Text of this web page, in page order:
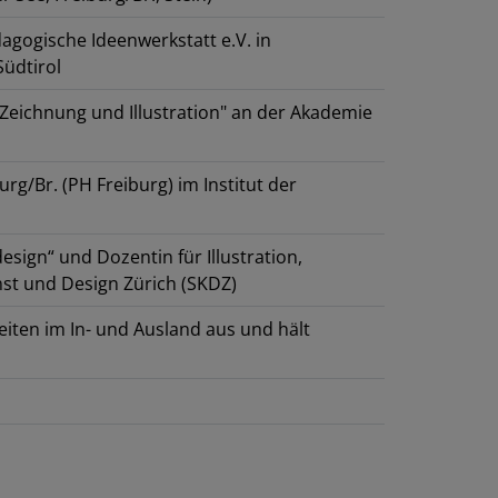
Ideenwerkstatt e.V. in
und Illustration" an der Akademie
Br. (PH Freiburg) im Institut der
und Dozentin für Illustration,
und Design Zürich (SKDZ)
im In- und Ausland aus und hält